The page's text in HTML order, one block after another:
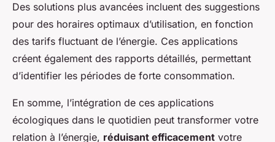
Des solutions plus avancées incluent des suggestions
pour des horaires optimaux d’utilisation, en fonction
des tarifs fluctuant de l’énergie. Ces applications
créent également des rapports détaillés, permettant
d’identifier les périodes de forte consommation.
En somme, l’intégration de ces applications
écologiques dans le quotidien peut transformer votre
relation à l’énergie, réduisant efficacement votre